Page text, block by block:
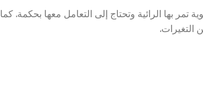
بها الرائية وتحتاج إلى التعامل معها بحكمة. كما
التغيرات.